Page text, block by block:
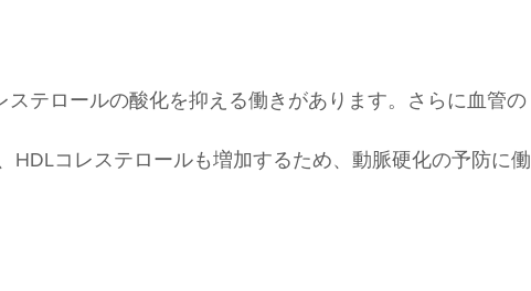
ステロールの酸化を抑える働きがあります。さらに血管の
HDLコレステロールも増加するため、動脈硬化の予防に働